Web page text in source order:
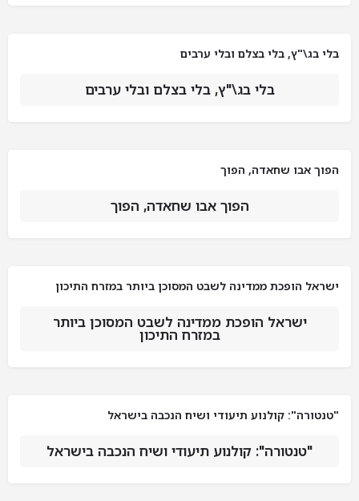
בלי בג\"ץ, בלי בצלם ובלי ערבים
בלי בג\"ץ, בלי בצלם ובלי ערבים
הפוך אבו שחאדה, הפוך
הפוך אבו שחאדה, הפוך
ישראל הופכת ממדינה לשבט המסוכן ביותר במזרח התיכון
ישראל הופכת ממדינה לשבט המסוכן ביותר
במזרח התיכון
"טנטורה": קולנוע תיעודי ושיח הנכבה בישראל
"טנטורה": קולנוע תיעודי ושיח הנכבה בישראל